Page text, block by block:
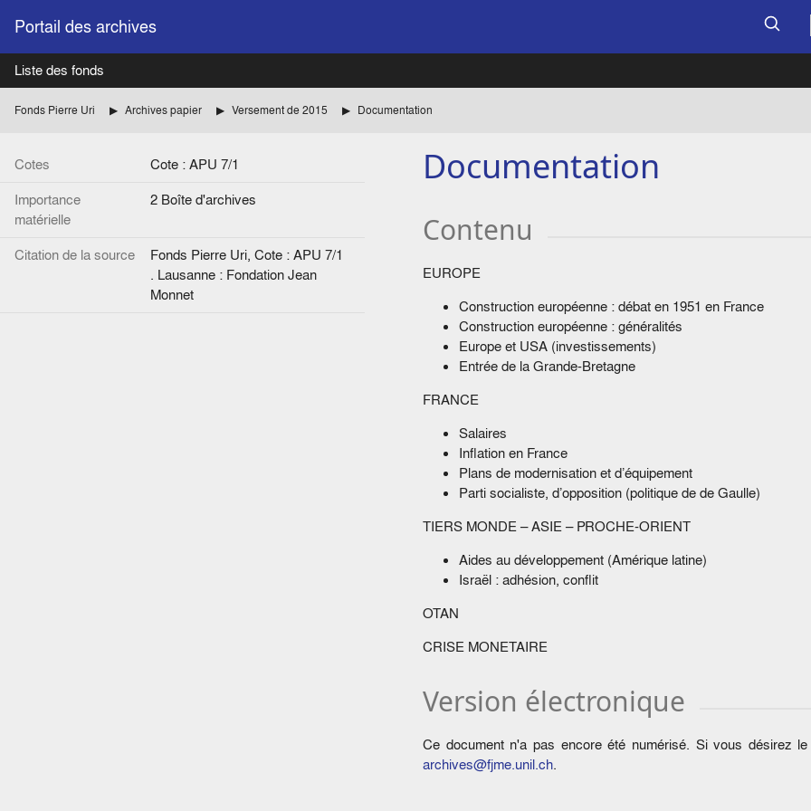
Portail des archives
Liste des fonds
Fonds Pierre Uri Archives papier Versement de 2015 Documentation
Cotes
Cote : APU 7/1
Importance
matérielle
2 Boîte d'archives
Citation de la source
Fonds Pierre Uri, Cote : APU 7/1
. Lausanne : Fondation Jean
Monnet
Documentation
Contenu
EUROPE
Construction européenne : débat en 1951 en France
Construction européenne : généralités
Europe et USA (investissements)
Entrée de la Grande-Bretagne
FRANCE
Salaires
Inflation en France
Plans de modernisation et d’équipement
Parti socialiste, d’opposition (politique de de Gaulle)
TIERS MONDE – ASIE – PROCHE-ORIENT
Aides au développement (Amérique latine)
Israël : adhésion, conflit
OTAN
CRISE MONETAIRE
Version électronique
Ce document n'a pas encore été numérisé. Si vous désirez
archives@fjme.unil.ch.